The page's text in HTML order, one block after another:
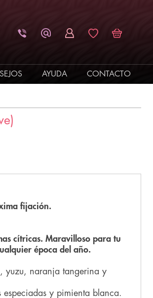
AYUDA CONTACTO
fijación.
cítricas. Maravilloso para tu
época del año.
yuzu, naranja tangerina y
y pimienta blanca.